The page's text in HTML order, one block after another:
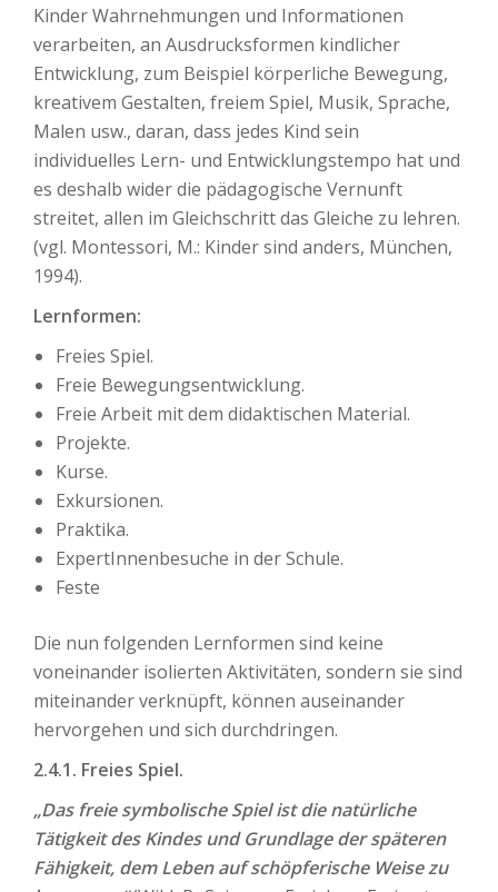
Kinder Wahrnehmungen und Informationen
verarbeiten, an Ausdrucksformen kindlicher
Entwicklung, zum Beispiel körperliche Bewegung,
kreativem Gestalten, freiem Spiel, Musik, Sprache,
Malen usw., daran, dass jedes Kind sein
individuelles Lern- und Entwicklungstempo hat und
es deshalb wider die pädagogische Vernunft
streitet, allen im Gleichschritt das Gleiche zu lehren.
(vgl. Montessori, M.: Kinder sind anders, München,
1994).
Lernformen:
Freies Spiel.
Freie Bewegungsentwicklung.
Freie Arbeit mit dem didaktischen Material.
Projekte.
Kurse.
Exkursionen.
Praktika.
ExpertInnenbesuche in der Schule.
Feste
Die nun folgenden Lernformen sind keine
voneinander isolierten Aktivitäten, sondern sie sind
miteinander verknüpft, können auseinander
hervorgehen und sich durchdringen.
2.4.1. Freies Spiel.
„Das freie symbolische Spiel ist die natürliche
Tätigkeit des Kindes und Grundlage der späteren
Fähigkeit, dem Leben auf schöpferische Weise zu